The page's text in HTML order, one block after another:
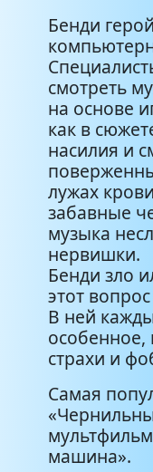
ленд)
Роберт Ли -
Бенди
смотреть
на основе
как в
насилия и
лужах
забавные
музыка
нервишки.
Бенди зло
этот
В ней
страхи и
Самая
машина».